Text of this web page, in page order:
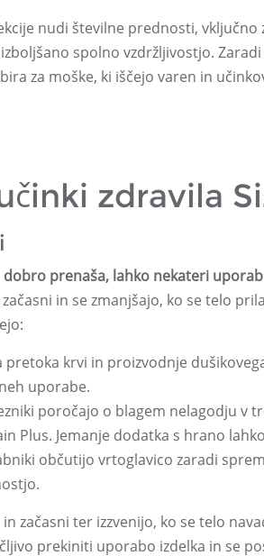
nudi številne prednosti,
spolno vzdržljivostjo.
za moške, ki iščejo varen in
zdravila
dobro prenaša, lahko nekateri
in se zmanjšajo, ko se telo
pretoka krvi in ​​proizvodnje
uporabe.
poročajo o blagem nelagodju v
Plus. Jemanje dodatka s hrano
občutijo vrtoglavico zaradi
začasni ter izzvenijo, ko se telo
prekiniti uporabo izdelka in se